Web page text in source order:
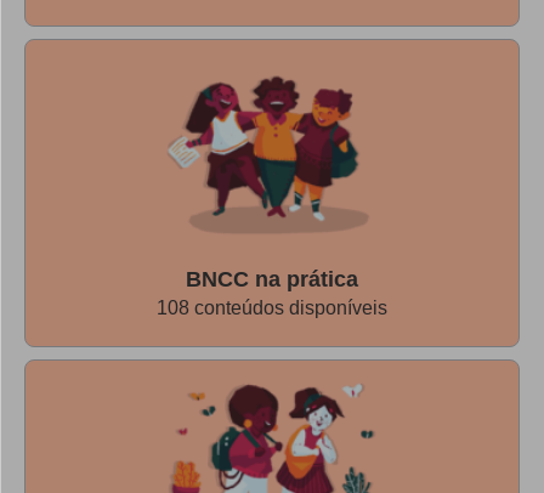
do mundo para as crianças. Daniela reforça o raciocínio:
múltiplas oportunidades que estamos oferecendo às
crianças e caminhar em direção a uma sociedade menos
desigual, mais plena e feliz”.
BNCC na prática
108 conteúdos disponíveis